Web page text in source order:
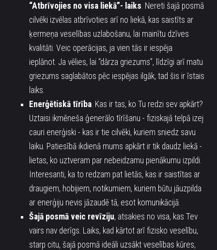
“Atbrīvojies no visa liekā”- laiks Nereti šajā posmā
cilvēki izvēlas atbrīvoties arī no liekā, kas saistīts ar
ķermeņa veselības uzlabošanu, lai mainītu dzīves
kvalitāti. Veic operācijas, ja vien tās ir iespēja
ieplānot. Ja vēlies, lai “dārza griezums”, līdzīgi arī matu
griezums saglabātos pēc iespējas ilgāk, tad šis ir īstais
laiks.
Enerģētiskā tīrība Kas ir tas, ko Tu redzi sev apkārt?
Uztaisi ikmēneša ģenerālo tīrīšanu - fiziskajā telpā izej
cauri enerģiski - kas ir tie cilvēki, kuriem sniedz savu
laiku. Patiesībā ikdienā mums apkārt ir tik daudz liekā -
lietas, ko uztveram par nebeidzamu pienākumu izpildi.
Interesanti, ka to redzam pat lietās, kas ir saistītas ar
draugiem, hobijiem, notikumiem, kuriem būtu jāuzpilda
ar enerģiju nevis jāzaudē tā, esot komunikācijā.
Šajā posmā veic revīziju, atsakies no visa, kas Tev
vairs nav derīgs. Laiks, kad kārtot arī fizisko veselību,
starp citu, šajā posmā ideāli uzsākt veselības kūres,